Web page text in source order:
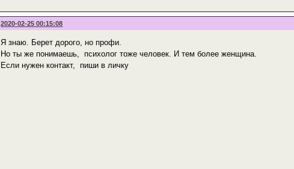
2020-02-25 00:15:08
Я знаю. Берет дорого, но профи.
Но ты же понимаешь, психолог тоже человек. И тем более женщина.
Если нужен контакт, пиши в личку